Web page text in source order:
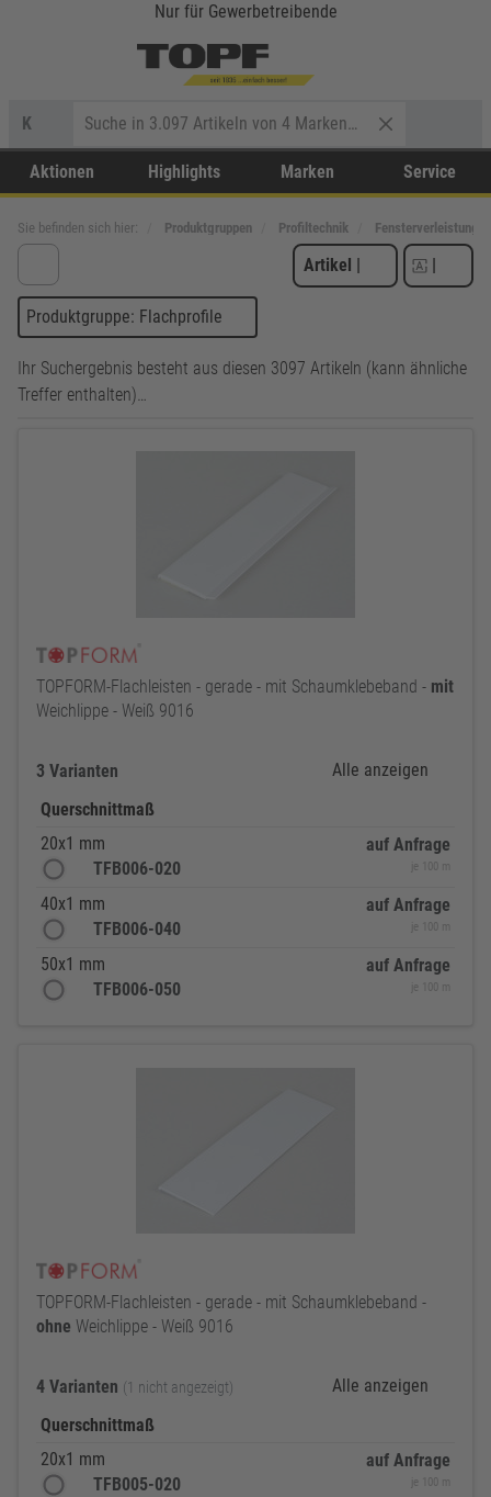
Nur für Gewerbetreibende
K
Aktionen Highlights Marken Service
Sie befinden sich hier: Produktgruppen Profiltechnik Fensterverleistung
Artikel | |
Produktgruppe: Flachprofile
Ihr Suchergebnis besteht aus diesen 3097 Artikeln (kann ähnliche
Treffer enthalten)…
TOPFORM-Flachleisten - gerade - mit Schaumklebeband - mit
Weichlippe - Weiß 9016
3 Varianten
Alle anzeigen
Querschnittmaß
20x1 mm
TFB006-020
auf Anfrage
je 100 m
40x1 mm
TFB006-040
auf Anfrage
je 100 m
50x1 mm
TFB006-050
auf Anfrage
je 100 m
TOPFORM-Flachleisten - gerade - mit Schaumklebeband -
ohne Weichlippe - Weiß 9016
4 Varianten (1 nicht angezeigt)
Alle anzeigen
Querschnittmaß
20x1 mm
TFB005-020
auf Anfrage
je 100 m